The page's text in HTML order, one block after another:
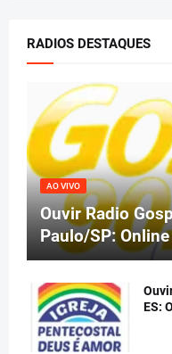
RADIOS DESTAQUES
AO VIVO
Ouvir Radio
Paulo/SP:
ES: